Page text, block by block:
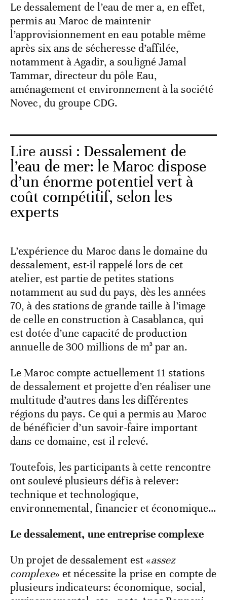
Le dessalement de l’eau de mer a, en effet,
permis au Maroc de maintenir
l’approvisionnement en eau potable même
après six ans de sécheresse d’affilée,
notamment à Agadir, a souligné Jamal
Tammar, directeur du pôle Eau,
aménagement et environnement à la société
Novec, du groupe CDG.
Lire aussi : Dessalement de
l’eau de mer: le Maroc dispose
d’un énorme potentiel vert à
coût compétitif, selon les
experts
L’expérience du Maroc dans le domaine du
dessalement, est-il rappelé lors de cet
atelier, est partie de petites stations
notamment au sud du pays, dès les années
70, à des stations de grande taille à l’image
de celle en construction à Casablanca, qui
est dotée d’une capacité de production
annuelle de 300 millions de m³ par an.
Le Maroc compte actuellement 11 stations
de dessalement et projette d’en réaliser une
multitude d’autres dans les différentes
régions du pays. Ce qui a permis au Maroc
de bénéficier d’un savoir-faire important
dans ce domaine, est-il relevé.
Toutefois, les participants à cette rencontre
ont soulevé plusieurs défis à relever:
technique et technologique,
environnemental, financier et économique…
Le dessalement, une entreprise complexe
Un projet de dessalement est «assez
complexe» et nécessite la prise en compte de
plusieurs indicateurs: économique, social,